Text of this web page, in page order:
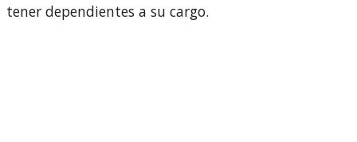
tener dependientes a su cargo.